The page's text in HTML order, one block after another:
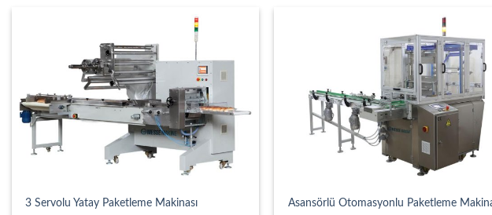
3 Servolu Yatay Paketleme Makinası Asansörlü Otomasyonlu Paketleme